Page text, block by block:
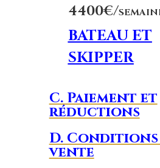
4400€/
BATEAU ET
SKIPPER
C. Paiement et
réductions
D. Conditions
vente